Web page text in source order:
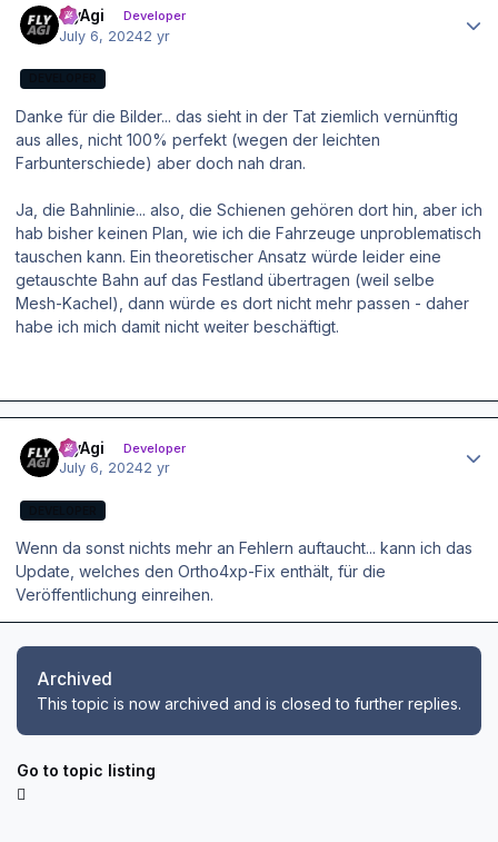
FlyAgi Developer
July 6, 20242 yr
Danke für die Bilder... das sieht in der Tat ziemlich vernünftig
aus alles, nicht 100% perfekt (wegen der leichten
Farbunterschiede) aber doch nah dran.
Ja, die Bahnlinie... also, die Schienen gehören dort hin, aber ich
hab bisher keinen Plan, wie ich die Fahrzeuge unproblematisch
tauschen kann. Ein theoretischer Ansatz würde leider eine
getauschte Bahn auf das Festland übertragen (weil selbe
Mesh-Kachel), dann würde es dort nicht mehr passen - daher
habe ich mich damit nicht weiter beschäftigt.
FlyAgi Developer
July 6, 20242 yr
Wenn da sonst nichts mehr an Fehlern auftaucht... kann ich das
Update, welches den Ortho4xp-Fix enthält, für die
Veröffentlichung einreihen.
Archived
This topic is now archived and is closed to further replies.
Go to topic listing